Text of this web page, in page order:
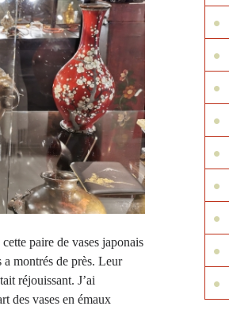
paire de vases japonais
montrés de près. Leur
réjouissant. J’ai
des vases en émaux